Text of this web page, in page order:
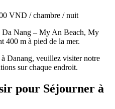
VND / chambre / nuit
Da Nang – My An Beach, My
400 m à pied de la mer.
à Danang, veuillez visiter notre
sur chaque endroit.
pour Séjourner à